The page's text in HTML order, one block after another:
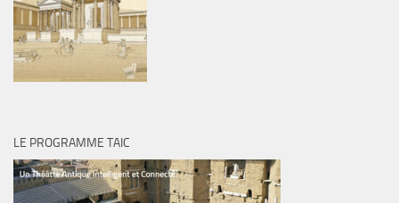
LE PROGRAMME TAIC